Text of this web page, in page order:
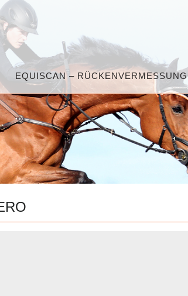
EQUISCAN – RÜCKENVERMESSUNG